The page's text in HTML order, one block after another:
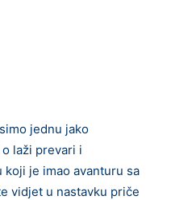
jednu jako
laži prevari i
koji je imao avanturu sa
vidjet u nastavku priče